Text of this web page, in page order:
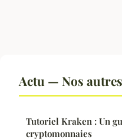
Actu — Nos
Tutoriel Kraken : Un
cryptomonnaies